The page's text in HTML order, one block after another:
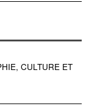
CULTURE ET